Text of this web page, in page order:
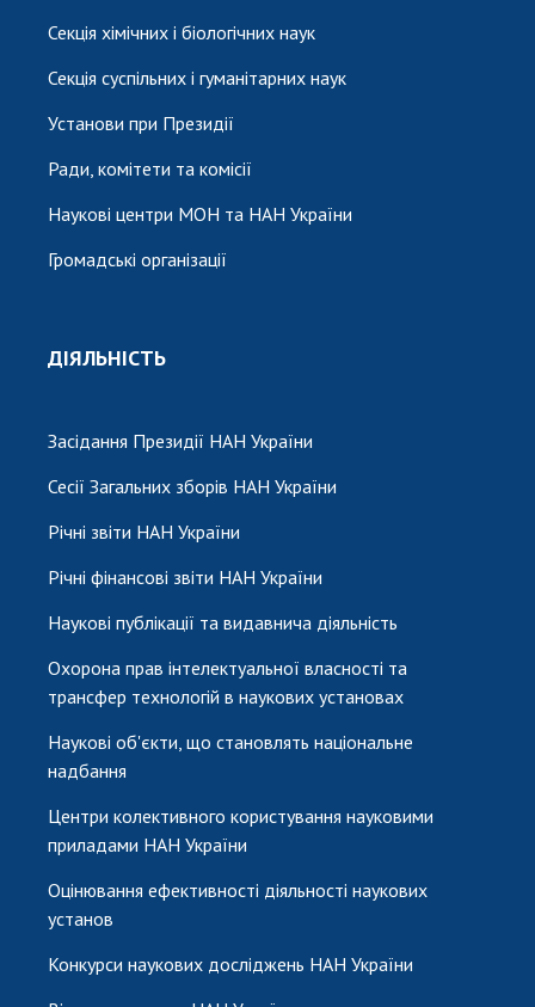
Секція хімічних і біологічних наук
Секція суспільних і гуманітарних наук
Установи при Президії
Ради, комітети та комісії
Наукові центри МОН та НАН України
Громадські організації
ДІЯЛЬНІСТЬ
Засідання Президії НАН України
Сесії Загальних зборів НАН України
Річні звіти НАН України
Річні фінансові звіти НАН України
Наукові публікації та видавнича діяльність
Охорона прав інтелектуальної власності та
трансфер технологій в наукових установах
Наукові об'єкти, що становлять національне
надбання
Центри колективного користування науковими
приладами НАН України
Оцінювання ефективності діяльності наукових
установ
Конкурси наукових досліджень НАН України